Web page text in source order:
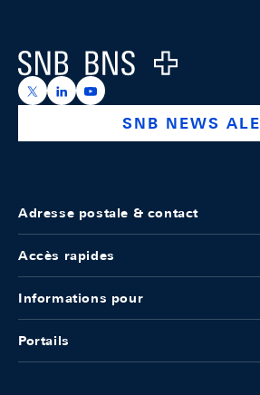
Logo
https://x.com/snb_bns
https://ch.linkedin.com/
https://
SNB NEWS
Adresse postale & contact
Accès rapides
Informations pour
Portails